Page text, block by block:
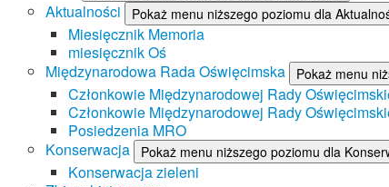
Aktualności Pokaż menu niższego poziomu dla
Miesięcznik Memoria
miesięcznik Oś
Międzynarodowa Rada Oświęcimska
Pokaż menu
Członkowie Międzynarodowej Rady
Członkowie Międzynarodowej Rady
Posiedzenia MRO
Konserwacja
Pokaż menu niższego poziomu dla
Konserwacja zieleni